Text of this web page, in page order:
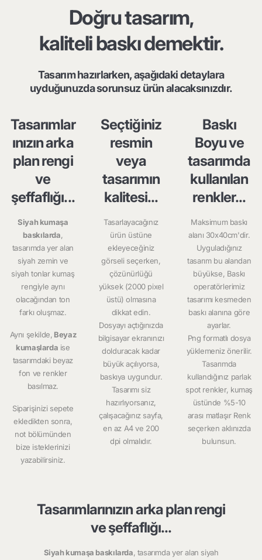
Doğru tasarım,
kaliteli baskı demektir.
Tasarım hazırlarken, aşağıdaki detaylara
uyduğunuzda sorunsuz ürün alacaksınızdır.
Tasarımlar
ınızın arka
plan rengi
ve
şeffaflığı...
Siyah kumaşa
baskılarda,
tasarımda yer alan
siyah zemin ve
siyah tonlar kumaş
rengiyle aynı
olacağından ton
farkı oluşmaz.
Aynı şekilde, Beyaz
kumaşlarda ise
tasarımdaki beyaz
fon ve renkler
basılmaz.
Siparişinizi sepete
ekledikten sonra,
not bölümünden
bize isteklerinizi
yazabilirsiniz.
Seçtiğiniz
resmin
veya
tasarımın
kalitesi...
Tasarlayacağınız
ürün üstüne
ekleyeceğiniz
görseli seçerken,
çözünürlüğü
yüksek (2000 pixel
üstü) olmasına
dikkat edin.
Dosyayı açtığınızda
bilgisayar ekranınızı
dolduracak kadar
büyük açılıyorsa,
baskıya uygundur.
Tasarımı siz
hazırlıyorsanız,
çalışacağınız sayfa,
en az A4 ve 200
dpi olmalıdır.
Baskı
Boyu ve
tasarımda
kullanılan
renkler...
Maksimum baskı
alanı 30x40cm'dir.
Uyguladığınız
tasarım bu alandan
büyükse, Baskı
operatörlerimiz
tasarımı kesmeden
baskı alanına göre
ayarlar.
Png formatlı dosya
yüklemeniz önerilir.
Tasarımda
kullandığınız parlak
spot renkler, kumaş
üstünde %5-10
arası matlaşır Renk
seçerken aklınızda
bulunsun.
Tasarımlarınızın arka plan rengi
ve şeffaflığı...
Siyah kumaşa baskılarda, tasarımda yer alan siyah